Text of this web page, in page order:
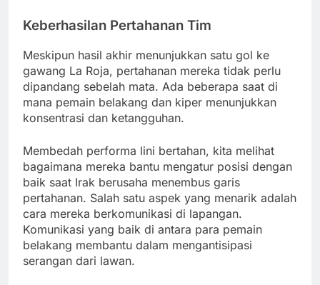
Keberhasilan Pertahanan Tim
Meskipun hasil akhir menunjukkan satu gol ke
gawang La Roja, pertahanan mereka tidak perlu
dipandang sebelah mata. Ada beberapa saat di
mana pemain belakang dan kiper menunjukkan
konsentrasi dan ketangguhan.
Membedah performa lini bertahan, kita melihat
bagaimana mereka bantu mengatur posisi dengan
baik saat Irak berusaha menembus garis
pertahanan. Salah satu aspek yang menarik adalah
cara mereka berkomunikasi di lapangan.
Komunikasi yang baik di antara para pemain
belakang membantu dalam mengantisipasi
serangan dari lawan.